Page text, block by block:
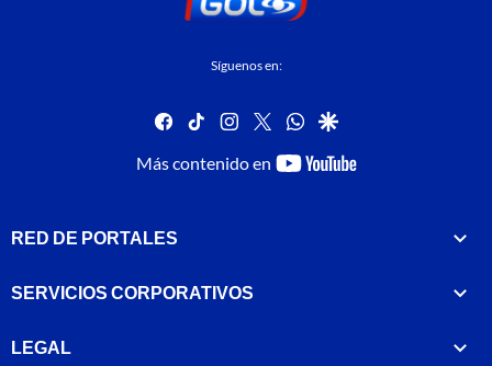
Síguenos en:
facebook
tiktok instagram
twitterwhatsapp
google
Más contenido en
youtube-
RED DE PORTALES
SERVICIOS CORPORATIVOS
LEGAL